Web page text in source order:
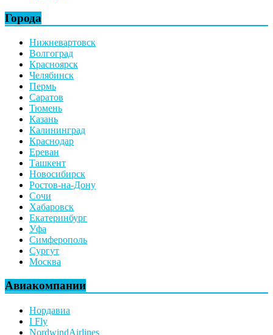
Города
Нижневартовск
Волгоград
Красноярск
Челябинск
Пермь
Саратов
Тюмень
Казань
Калининград
Краснодар
Ереван
Ташкент
Новосибирск
Ростов-на-Дону
Сочи
Хабаровск
Екатеринбург
Уфа
Симферополь
Сургут
Москва
Авиакомпании
Нордавиа
I Fly
NordwindAirlines